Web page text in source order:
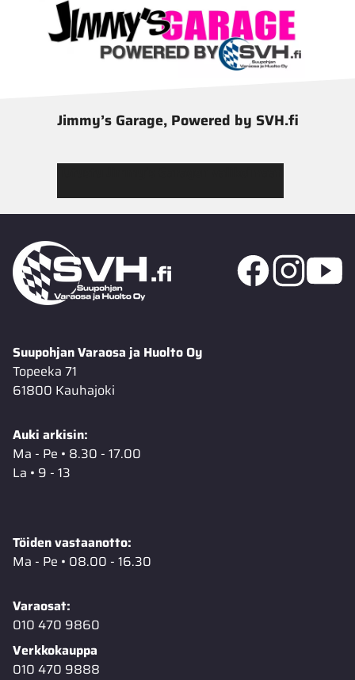
Jimmy’s Garage, Powered by SVH.fi
Suupohjan Varaosa ja Huolto Oy
Topeeka 71
61800 Kauhajoki
Auki arkisin:
Ma - Pe • 8.30 - 17.00
La • 9 - 13
Töiden vastaanotto:
Ma - Pe • 08.00 - 16.30
Varaosat:
010 470 9860
Verkkokauppa
010 470 9888